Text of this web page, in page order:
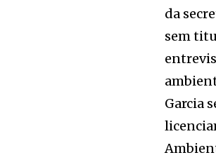
da
sem
Garcia